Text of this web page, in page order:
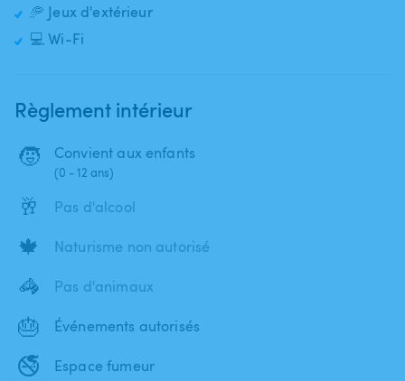
🥏 Jeux d'extérieur
💻 Wi-Fi
Règlement intérieur
🧒 Convient aux enfants
(0 - 12 ans)
🥂 Pas d'alcool
🍁 Naturisme non autorisé
🦓 Pas d'animaux
🎂 Événements autorisés
🚭 Espace fumeur